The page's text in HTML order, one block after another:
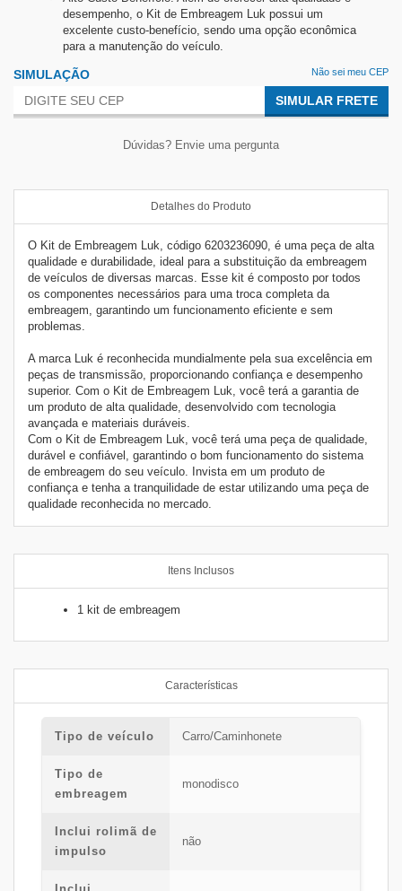
desempenho, o Kit de Embreagem Luk possui um
excelente custo-benefício, sendo uma opção econômica
para a manutenção do veículo.
SIMULAÇÃO Não sei meu CEP
SIMULAR FRETE
Dúvidas? Envie uma pergunta
Detalhes do Produto
O Kit de Embreagem Luk, código 6203236090, é uma peça de alta
qualidade e durabilidade, ideal para a substituição da embreagem
de veículos de diversas marcas. Esse kit é composto por todos
os componentes necessários para uma troca completa da
embreagem, garantindo um funcionamento eficiente e sem
problemas.
A marca Luk é reconhecida mundialmente pela sua excelência em
peças de transmissão, proporcionando confiança e desempenho
superior. Com o Kit de Embreagem Luk, você terá a garantia de
um produto de alta qualidade, desenvolvido com tecnologia
avançada e materiais duráveis.
Com o Kit de Embreagem Luk, você terá uma peça de qualidade,
durável e confiável, garantindo o bom funcionamento do sistema
de embreagem do seu veículo. Invista em um produto de
confiança e tenha a tranquilidade de estar utilizando uma peça de
qualidade reconhecida no mercado.
Itens Inclusos
1 kit de embreagem
Características
Tipo de veículo Carro/Caminhonete
Tipo de
embreagem
monodisco
Inclui rolimã de
impulso
não